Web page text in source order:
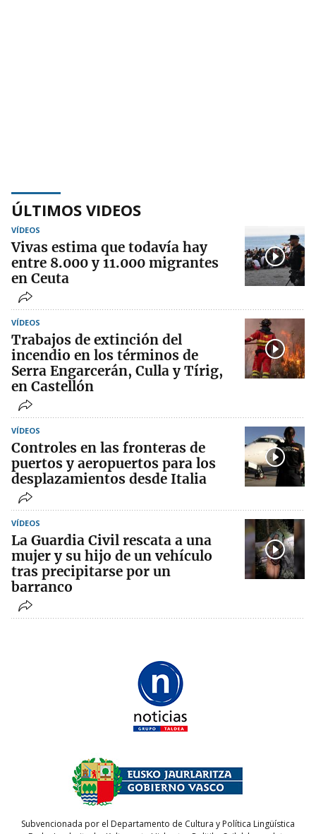
ÚLTIMOS VIDEOS
VÍDEOS
Vivas estima que todavía hay
entre 8.000 y 11.000 migrantes
en Ceuta
VÍDEOS
Trabajos de extinción del
incendio en los términos de
Serra Engarcerán, Culla y Tírig,
en Castellón
VÍDEOS
Controles en las fronteras de
puertos y aeropuertos para los
desplazamientos desde Italia
VÍDEOS
La Guardia Civil rescata a una
mujer y su hijo de un vehículo
tras precipitarse por un
barranco
Subvencionada por el Departamento de Cultura y Política Lingüística